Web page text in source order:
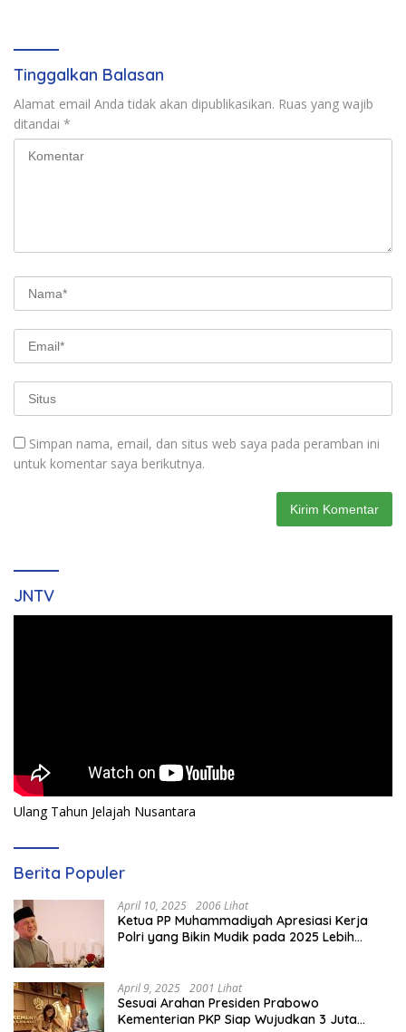
Tinggalkan Balasan
Alamat email Anda tidak akan dipublikasikan. Ruas yang wajib
ditandai *
Simpan nama, email, dan situs web saya pada peramban ini
untuk komentar saya berikutnya.
JNTV
Ulang Tahun Jelajah Nusantara
Berita Populer
April 10, 2025 2006 Lihat
Ketua PP Muhammadiyah Apresiasi Kerja
Polri yang Bikin Mudik pada 2025 Lebih
April 9, 2025 2001 Lihat
Sesuai Arahan Presiden Prabowo
Kementerian PKP Siap Wujudkan 3 Juta